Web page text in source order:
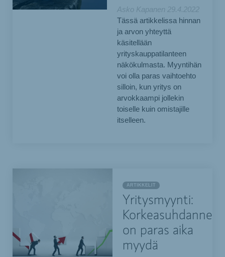
Asko Kapanen 29.4.2022
Tässä artikkelissa hinnan
ja arvon yhteyttä
käsitellään
yrityskauppatilanteen
näkökulmasta. Myyntihän
voi olla paras vaihtoehto
silloin, kun yritys on
arvokkaampi jollekin
toiselle kuin omistajille
itselleen.
ARTIKKELIT
Yritysmyynti:
Korkeasuhdanne
on paras aika
myydä